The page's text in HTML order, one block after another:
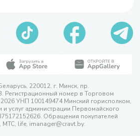
220012, г. Минск, пр.
Регистрационный номер в Торговом
УНП 100149474 Минский горисполком,
и услуг администрации Первомайского
Обращения покупателей
life, imanager@cravt.by.